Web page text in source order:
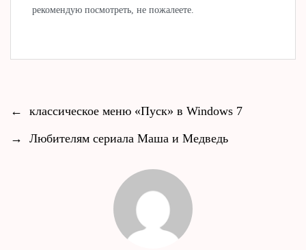
рекомендую посмотреть, не пожалеете.
←
классическое меню «Пуск» в Windows 7
→
Любителям сериала Маша и Медведь